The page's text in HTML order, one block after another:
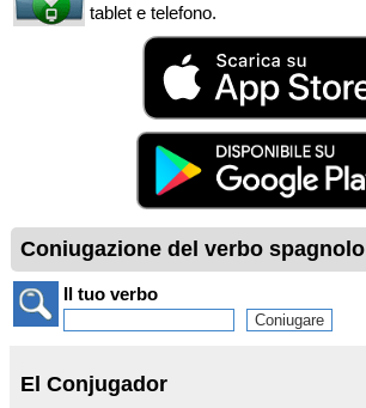
tablet e telefono.
Coniugazione del verbo spagnolo
Il tuo verbo
El Conjugador